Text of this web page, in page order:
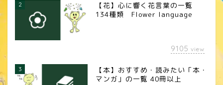
2
【花】心に響く花言葉の一覧
134種類 Flower language
9105 view
3
【本】おすすめ・読みたい「本・
マンガ」の一覧 40冊以上